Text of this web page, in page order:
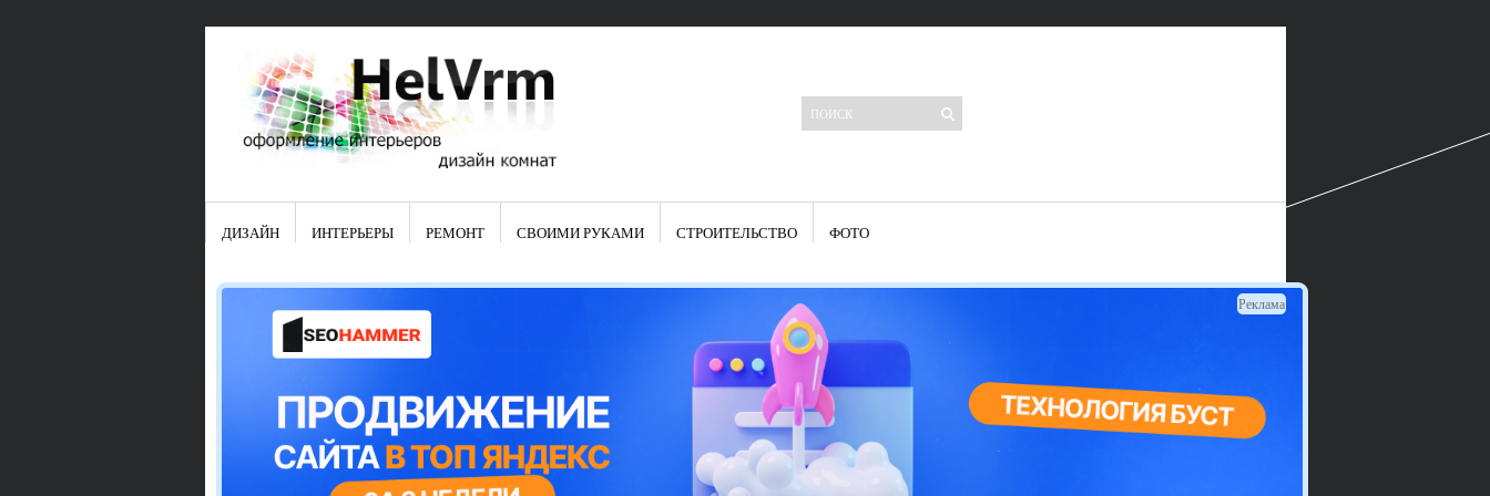
Свежие записи
Японские кухонные ножи: традиции древних самураев
Элитные кухни: стилевые особенности
Элитная посуда для кухни – гордость любой хозяйки
Шкаф-пенал для кухни по инструкции
Электропроводка на кухне: планирование и монтаж
Что представляет собой столовая группа для кухни
Школа ремонта кухни
Черно-белая кухня – дань моде или универсальный вариант дизайна
Электрические вытяжки для кухни:особенности применения
Фасады для кухни своими руками — ваша фантазия, плюс навыки
сотворят чудеса
Шьем шторы на кухню сами: пошаговая инструкция
Чем отмыть жир на кухне – советы опытных хозяек
ДИЗАЙН ИНТЕРЬЕРЫ РЕМОНТ СВОИМИ РУКАМИ СТРОИТЕЛЬСТВО ФОТО
Реклама